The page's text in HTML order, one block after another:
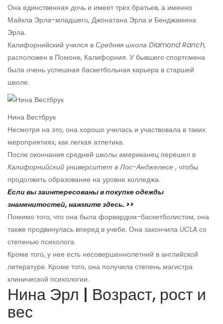
Она единственная дочь и имеет трех братьев, а именно
Майкла Эрла-младшего, Джонатана Эрла и Бенджамина
Эрла.
Калифорнийский учился в Средняя школа Diamond Ranch,
расположен в Помоне, Калифорния. У бывшего спортсмена
была очень успешная баскетбольная карьера в старшей
школе.
Нина Вестбрук
Несмотря на это, она хорошо училась и участвовала в таких
мероприятиях, как легкая атлетика.
После окончания средней школы американец перешел в
Калифорнийский университет в Лос-Анджелесе , чтобы
продолжить образование на уровне колледжа.
Если вы заинтересованы в покупке одежды
знаменитостей, нажмите здесь. >>
Помимо того, что она была форвардом-баскетболистом, она
также продвинулась вперед в учебе. Она закончила UCLA со
степенью психолога.
Кроме того, у нее есть несовершеннолетний в английской
литературе. Кроме того, она получила степень магистра
клинической психологии.
Нина Эрл | Возраст, рост и
вес